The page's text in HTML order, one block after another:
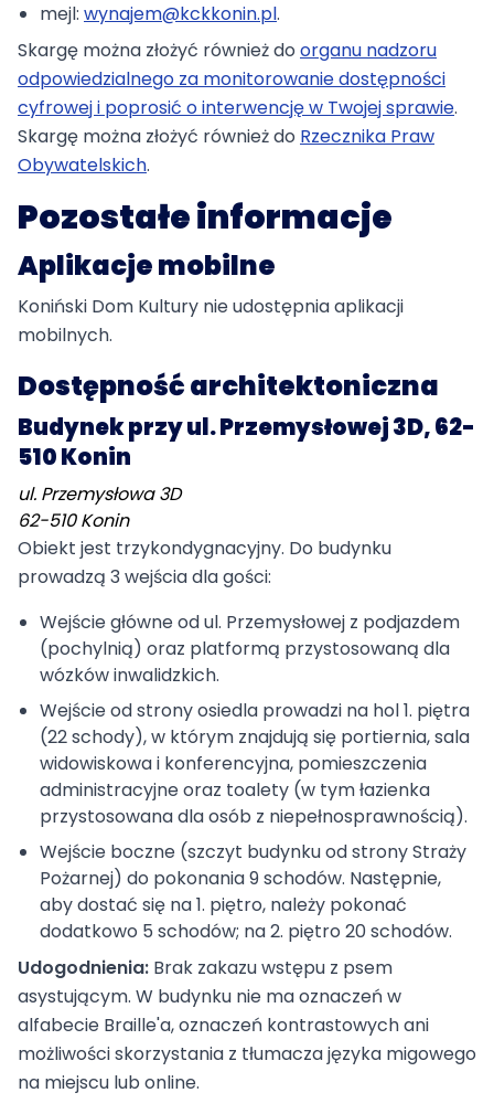
mejl: wynajem@kckkonin.pl.
Skargę można złożyć również do organu nadzoru
odpowiedzialnego za monitorowanie dostępności
cyfrowej i poprosić o interwencję w Twojej sprawie.
Skargę można złożyć również do Rzecznika Praw
Obywatelskich.
Pozostałe informacje
Aplikacje mobilne
Koniński Dom Kultury nie udostępnia aplikacji
mobilnych.
Dostępność architektoniczna
Budynek przy ul. Przemysłowej 3D, 62-
510 Konin
ul. Przemysłowa 3D
62-510 Konin
Obiekt jest trzykondygnacyjny. Do budynku
prowadzą 3 wejścia dla gości:
Wejście główne od ul. Przemysłowej z podjazdem
(pochylnią) oraz platformą przystosowaną dla
wózków inwalidzkich.
Wejście od strony osiedla prowadzi na hol 1. piętra
(22 schody), w którym znajdują się portiernia, sala
widowiskowa i konferencyjna, pomieszczenia
administracyjne oraz toalety (w tym łazienka
przystosowana dla osób z niepełnosprawnością).
Wejście boczne (szczyt budynku od strony Straży
Pożarnej) do pokonania 9 schodów. Następnie,
aby dostać się na 1. piętro, należy pokonać
dodatkowo 5 schodów; na 2. piętro 20 schodów.
Udogodnienia: Brak zakazu wstępu z psem
asystującym. W budynku nie ma oznaczeń w
alfabecie Braille'a, oznaczeń kontrastowych ani
możliwości skorzystania z tłumacza języka migowego
na miejscu lub online.